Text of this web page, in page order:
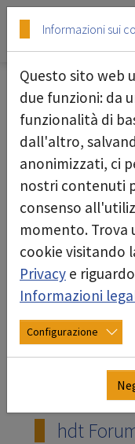
Skip to main
Skip to page footer
06/11/2025
hdt
Informazioni sui
Questo sito web
due funzioni: da
funzionalità di
dall'altro,
anonimizzati, ci
nostri contenuti
consenso
momento. Trova
cookie visitando
Privacy e
Informazioni
Configurazione